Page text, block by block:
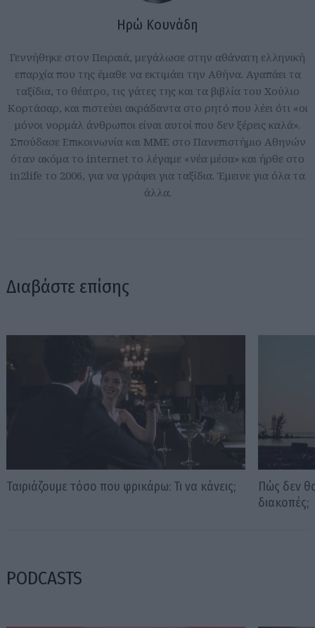
Ηρώ Κουνάδη
Γεννήθηκε στον Πειραιά, μεγάλωσε στην αθάνατη ελληνική
επαρχία που της έμαθε να εκτιμάει την Αθήνα. Αγαπάει τα
ταξίδια, το θέατρο, τις γάτες της και τα βιβλία του Χούλιο
Κορτάσαρ, και πιστεύει ακράδαντα στο ρητό που λέει ότι «οι
μόνοι νορμάλ άνθρωποι είναι αυτοί που δεν ξέρεις καλά».
Σπούδασε Επικοινωνία και ΜΜΕ στο Πανεπιστήμιο Αθηνών
όταν ακόμα το internet το λέγαμε «νέα μέσα» και ήρθε στο
in2life το 2006, για να γράφει για ταξίδια. Έμεινε για όλα τα
άλλα.
Διαβάστε επίσης
Ταιριάζουμε τόσο που φρικάρω: Τι να κάνεις;
Πώς δεν
διακοπές;
PODCASTS